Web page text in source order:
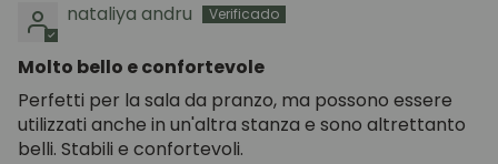
nataliya andru
Molto bello e confortevole
Perfetti per la sala da pranzo, ma possono essere
utilizzati anche in un'altra stanza e sono altrettanto
belli. Stabili e confortevoli.